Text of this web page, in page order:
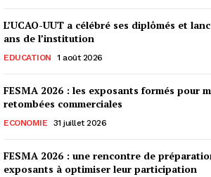
L’UCAO-UUT a célébré ses diplômés et
ans de l’institution
EDUCATION 1 août 2026
FESMA 2026 : les exposants formés pour
retombées commerciales
ECONOMIE 31 juillet 2026
FESMA 2026 : une rencontre de
exposants à optimiser leur participation